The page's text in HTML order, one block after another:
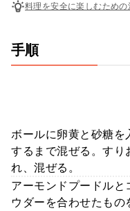
料理を安全に楽しむための
手順
ボールに卵黄と砂糖を
するまで混ぜる。すり
れ、混ぜる。
アーモンドプードル
ウダーを合わせたも